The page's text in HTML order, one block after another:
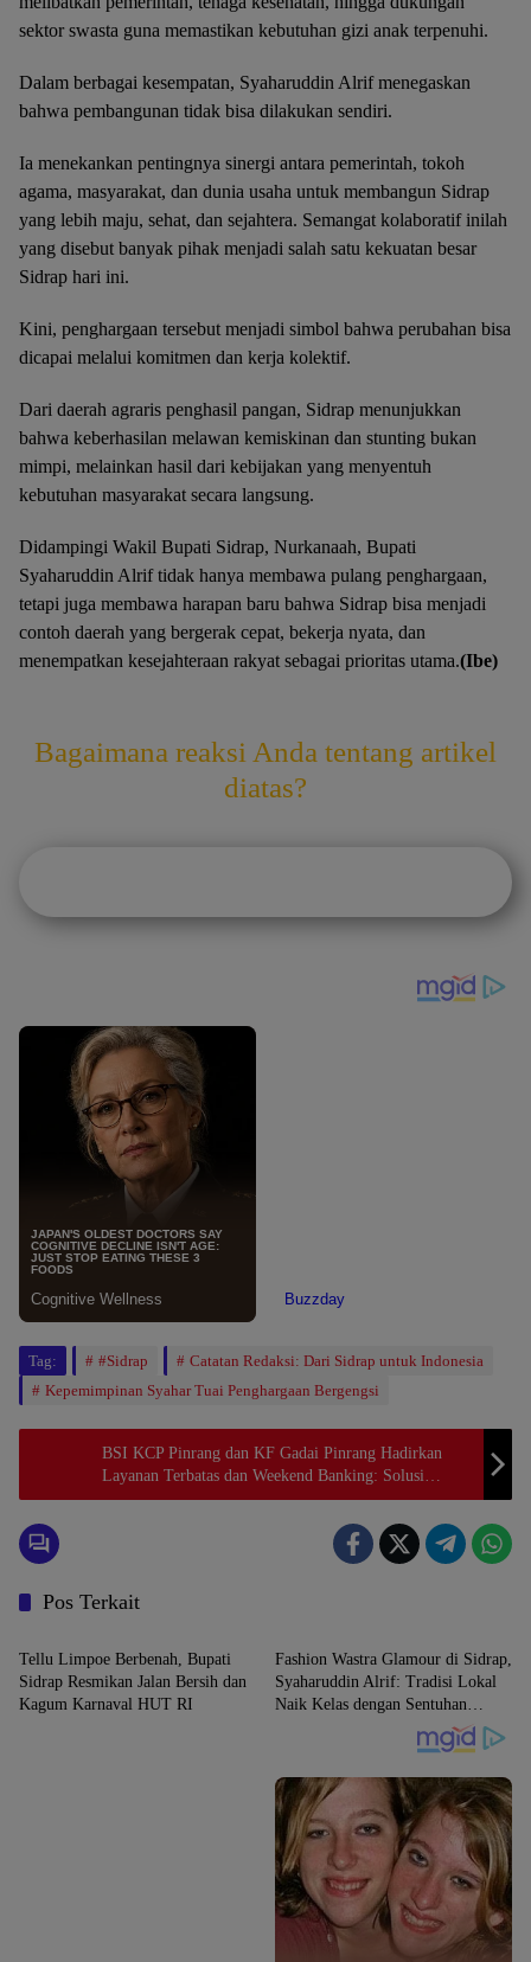
sektor swasta guna memastikan kebutuhan gizi anak terpenuhi.
Dalam berbagai kesempatan, Syaharuddin Alrif menegaskan
bahwa pembangunan tidak bisa dilakukan sendiri.
Ia menekankan pentingnya sinergi antara pemerintah, tokoh
agama, masyarakat, dan dunia usaha untuk membangun Sidrap
yang lebih maju, sehat, dan sejahtera. Semangat kolaboratif inilah
yang disebut banyak pihak menjadi salah satu kekuatan besar
Sidrap hari ini.
Kini, penghargaan tersebut menjadi simbol bahwa perubahan bisa
dicapai melalui komitmen dan kerja kolektif.
Dari daerah agraris penghasil pangan, Sidrap menunjukkan
bahwa keberhasilan melawan kemiskinan dan stunting bukan
mimpi, melainkan hasil dari kebijakan yang menyentuh
kebutuhan masyarakat secara langsung.
Didampingi Wakil Bupati Sidrap, Nurkanaah, Bupati
Syaharuddin Alrif tidak hanya membawa pulang penghargaan,
tetapi juga membawa harapan baru bahwa Sidrap bisa menjadi
contoh daerah yang bergerak cepat, bekerja nyata, dan
menempatkan kesejahteraan rakyat sebagai prioritas utama.(Ibe)
Bagaimana reaksi Anda tentang artikel
diatas?
Tag: #Sidrap
Catatan Redaksi: Dari Sidrap untuk Indonesia
Kepemimpinan Syahar Tuai Penghargaan Bergengsi
BSI KCP Pinrang dan KF Gadai Pinrang Hadirkan
Layanan Terbatas dan Weekend Banking: Solusi
Mudah Transaksi di Hari Libur
Pos Terkait
SIDRAP
Tellu Limpoe Berbenah, Bupati
Sidrap Resmikan Jalan Bersih dan
Kagum Karnaval HUT RI
Fashion Wastra Glamour di Sidrap,
Syaharuddin Alrif: Tradisi Lokal
Naik Kelas dengan Sentuhan